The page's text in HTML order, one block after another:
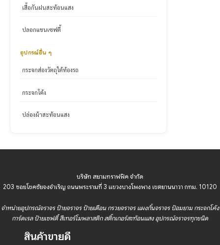
เสื้อกันฝนสะท้อนแสง
ปลอกแขนเซฟตี้
อุปกรณ์อื่น ๆ
กระจกส่องวัตถุใต้ท้องรถ
กระจกโค้ง
ปล่องผ้าสะท้อนแสง
บริษัท สยามทราฟฟิค จำกัด
203 ซอยโชคชัยจงจำเริญ ถนนพระรามที่ 3 แขวงบางโพงพาง เขตยานนาวา กทม. 10120
จำหน่ายอุปกรณ์จราจร ป้ายจราจร ป้ายเตือน กรวยจราจร แผงกั้นจราจร ป้อมยาม กระจกโค้ง
การ์ดเรล ป้ายเซฟตี้ สีเทอร์โมพลาสติก สติ๊กเกอร์สะท้อนแสง อุปกรณ์จราจรทุกชนิด
สินค้าขายดี